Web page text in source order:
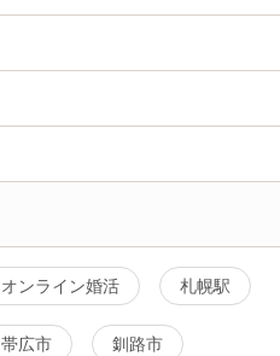
オンライン婚活 札幌駅
帯広市 釧路市